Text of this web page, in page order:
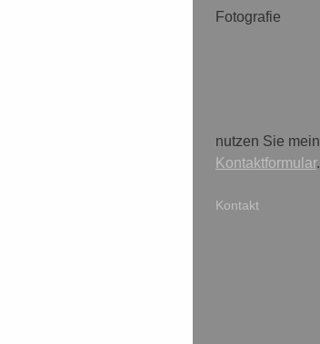
Fotografie
nutzen Sie mein
Kontaktformular.
Kontakt